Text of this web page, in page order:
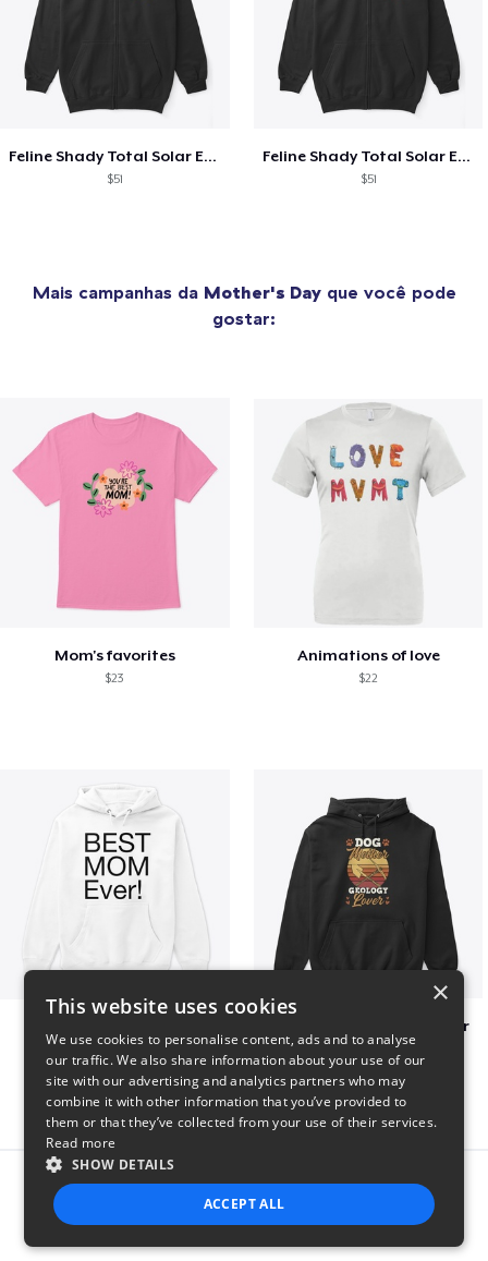
Feline Shady Total Solar Eclipse Tijuana
$51
Feline Shady Total Solar Eclipse Toledo
$51
Mais campanhas da Mother's Dayque você pode
gostar:
Mom's favorites
$23
Animations of love
$22
$41
Dog Mother Geology Lover
$41
Report this product
×
This website uses cookies
We use cookies to personalise content, ads and to analyse
our traffic. We also share information about your use of our
site with our advertising and analytics partners who may
combine it with other information that you’ve provided to
them or that they’ve collected from your use of their services.
Read more
SHOW DETAILS
ACCEPT ALL
STRICTLY NECESSARY PERFORMANCE